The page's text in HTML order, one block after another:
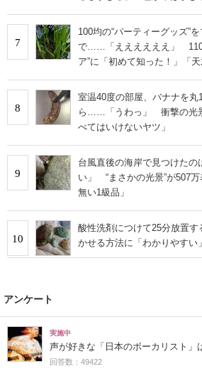
7
100均の“パーティーグッズ”
で……「ええええええ」 110
ア”に「初めて知った！」「天
8
室温40度の部屋、バナナを
ら……「うわっ」 衝撃の光
べてはいけないヤツ」
9
台風直後の海岸で見つけた
い」 “まさかの光景”が507
無い1級品」
10
酸性洗剤につけて25分放置
かせる方法に「わかりやすい
アンケート
実施中
声が好きな「日本のボーカリスト」
回答数：49422